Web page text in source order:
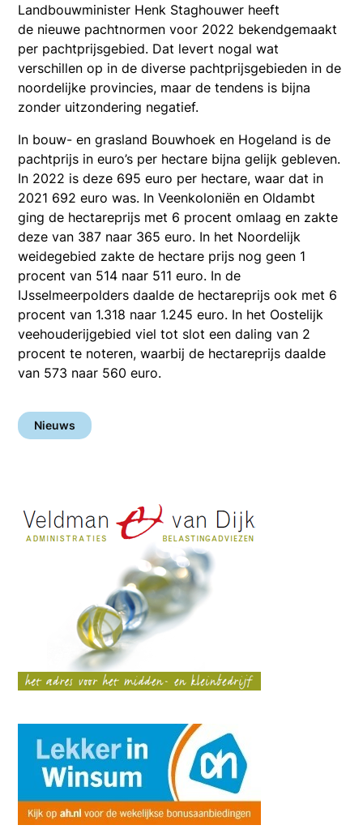
Landbouwminister Henk Staghouwer heeft
de nieuwe pachtnormen voor 2022 bekendgemaakt
per pachtprijsgebied. Dat levert nogal wat
verschillen op in de diverse pachtprijsgebieden in de
noordelijke provincies, maar de tendens is bijna
zonder uitzondering negatief.
In bouw- en grasland Bouwhoek en Hogeland is de
pachtprijs in euro’s per hectare bijna gelijk gebleven.
In 2022 is deze 695 euro per hectare, waar dat in
2021 692 euro was. In Veenkoloniën en Oldambt
ging de hectareprijs met 6 procent omlaag en zakte
deze van 387 naar 365 euro. In het Noordelijk
weidegebied zakte de hectare prijs nog geen 1
procent van 514 naar 511 euro. In de
IJsselmeerpolders daalde de hectareprijs ook met 6
procent van 1.318 naar 1.245 euro. In het Oostelijk
veehouderijgebied viel tot slot een daling van 2
procent te noteren, waarbij de hectareprijs daalde
van 573 naar 560 euro.
Nieuws